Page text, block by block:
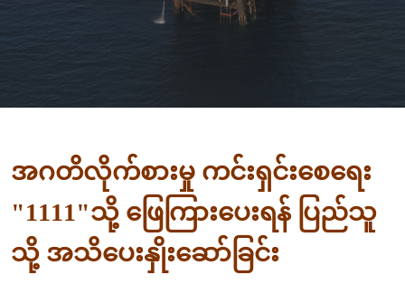
အဂတိလိုက်စားမှု ကင်းရှင်းစေရေး
"1111"သို့ ဖြေကြားပေးရန် ပြည်သူ
သို့ အသိပေးနှိုးဆော်ခြင်း